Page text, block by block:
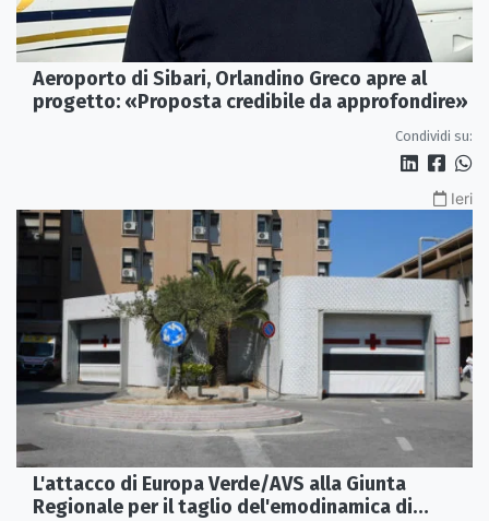
Aeroporto di Sibari, Orlandino Greco apre al
progetto: «Proposta credibile da approfondire»
Condividi su:
Ieri
L'attacco di Europa Verde/AVS alla Giunta
Regionale per il taglio del'emodinamica di